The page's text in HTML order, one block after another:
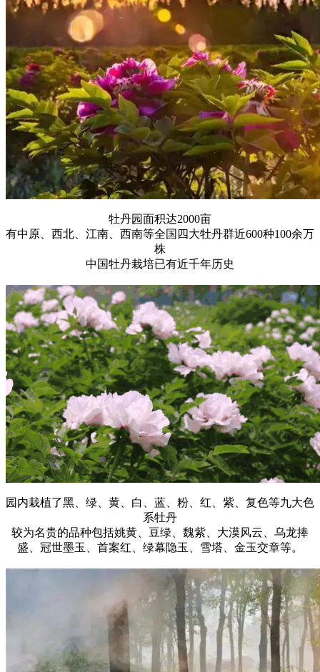
牡丹园面积达2000亩
有中原、西北、江南、西南等全国四大牡丹群近600种100余万
株
中国牡丹栽培已有近千年历史
园内栽植了黑、绿、黄、白、蓝、粉、红、紫、复色等九大色
系牡丹
较为名贵的品种包括姚黄、豆绿、魏紫、大漠风云、乌龙捧
盛、冠世墨玉、首案红、绿幕隐玉、雪塔、金玉交章等。